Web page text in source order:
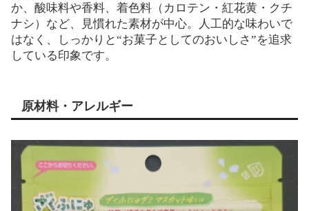
か、酸味料や香料、着色料（カロテン・紅花黄・クチ
ナシ）など、見慣れた素材が中心。人工的な味わいで
はなく、しっかりと“お菓子としてのおいしさ”を追求
している印象です。
原材料・アレルギー